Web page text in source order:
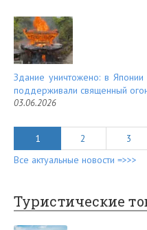
Здание уничтожено: в Японии
поддерживали священный
03.06.2026
1 2 3
Все актуальные новости =>>>
Туристические